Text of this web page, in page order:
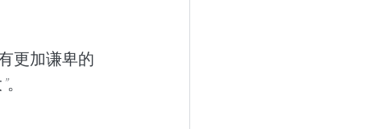
更加谦卑的
”。